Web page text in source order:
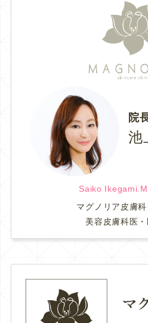
院
池
Saiko
マグノリア皮膚
美容皮膚科医